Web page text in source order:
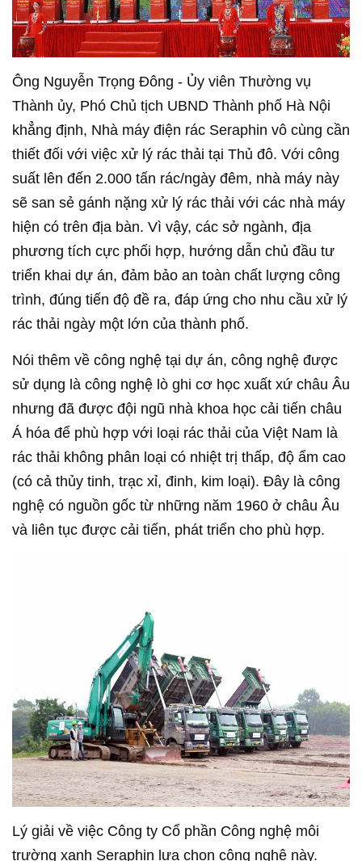
Ông Nguyễn Trọng Đông - Ủy viên Thường vụ
Thành ủy, Phó Chủ tịch UBND Thành phố Hà Nội
khẳng định, Nhà máy điện rác Seraphin vô cùng cần
thiết đối với việc xử lý rác thải tại Thủ đô. Với công
suất lên đến 2.000 tấn rác/ngày đêm, nhà máy này
sẽ san sẻ gánh nặng xử lý rác thải với các nhà máy
hiện có trên địa bàn. Vì vậy, các sở ngành, địa
phương tích cực phối hợp, hướng dẫn chủ đầu tư
triển khai dự án, đảm bảo an toàn chất lượng công
trình, đúng tiến độ đề ra, đáp ứng cho nhu cầu xử lý
rác thải ngày một lớn của thành phố.
Nói thêm về công nghệ tại dự án, công nghệ được
sử dụng là công nghệ lò ghi cơ học xuất xứ châu Âu
nhưng đã được đội ngũ nhà khoa học cải tiến châu
Á hóa để phù hợp với loại rác thải của Việt Nam là
rác thải không phân loại có nhiệt trị thấp, độ ẩm cao
(có cả thủy tinh, trạc xỉ, đinh, kim loại). Đây là công
nghệ có nguồn gốc từ những năm 1960 ở châu Âu
và liên tục được cải tiến, phát triển cho phù hợp.
Lý giải về việc Công ty Cổ phần Công nghệ môi
trường xanh Seraphin lựa chọn công nghệ này.